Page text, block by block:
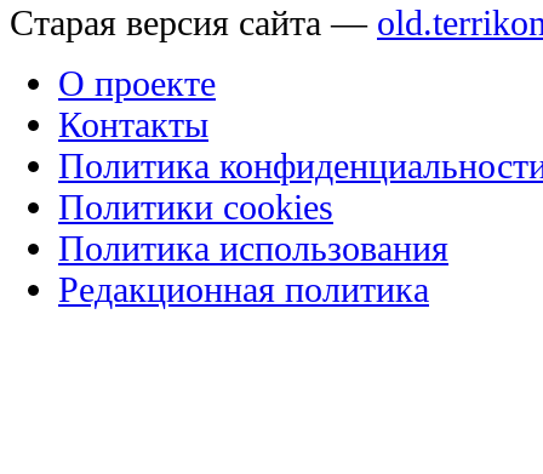
Старая версия сайта —
О проекте
Контакты
Политика
Политики cookies
Политика использования
Редакционная политика